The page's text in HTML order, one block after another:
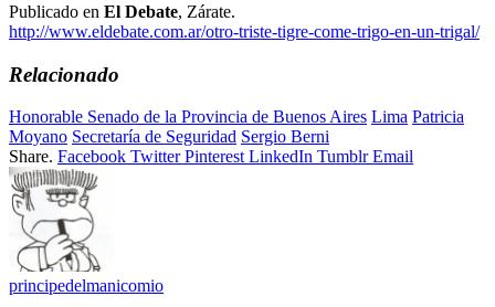
Publicado en El Debate, Zárate.
http://www.eldebate.com.ar/otro-triste-tigre-come-trigo-en-un-trigal/
Relacionado
Honorable Senado de la Provincia de Buenos Aires Lima Patricia
Moyano Secretaría de Seguridad Sergio Berni
Share. Facebook Twitter Pinterest LinkedIn Tumblr Email
principedelmanicomio